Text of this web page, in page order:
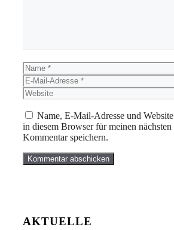
Name
E-
Mail-
Adresse
Website
Name, E-Mail-Adresse und Website
in diesem Browser für meinen nächsten
Kommentar speichern.
AKTUELLE